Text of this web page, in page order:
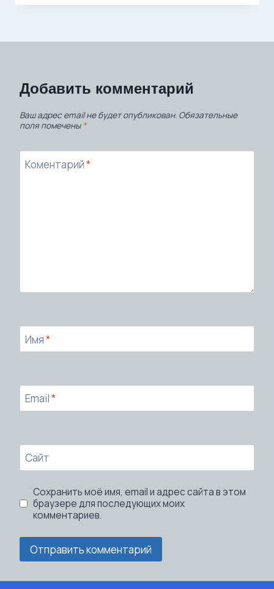
Добавить комментарий
Ваш адрес email не будет опубликован. Обязательные
поля помечены *
Коментарий*
Имя*
Email*
Сайт
Сохранить моё имя, email и адрес сайта в этом
браузере для последующих моих
комментариев.